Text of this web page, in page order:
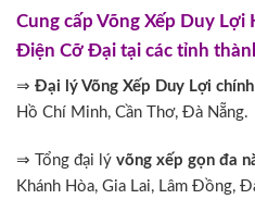
Cung cấp Võng Xếp Duy Lợi
Điện Cỡ Đại tại các tỉnh
⇒ Đại lý Võng Xếp Duy Lợi
Hồ Chí Minh, Cần Thơ, Đà Nẵng.
⇒ Tổng đại lý võng xếp gọn đa
Khánh Hòa, Gia Lai, Lâm Đồng,